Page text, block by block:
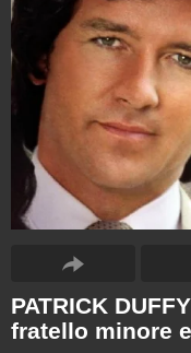
PATRICK
fratello minore